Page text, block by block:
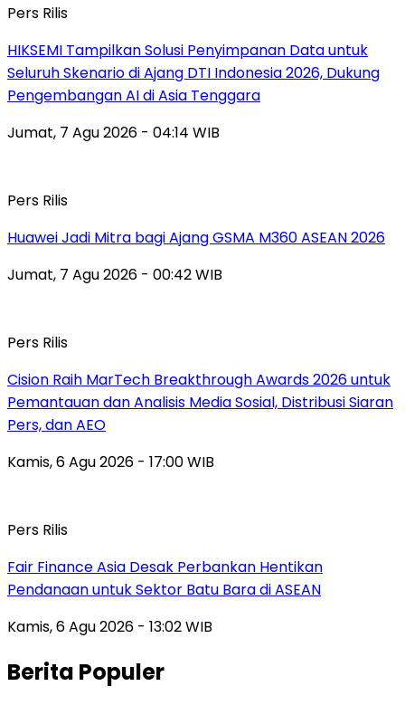
Pers Rilis
HIKSEMI Tampilkan Solusi Penyimpanan Data untuk
Seluruh Skenario di Ajang DTI Indonesia 2026, Dukung
Pengembangan AI di Asia Tenggara
Jumat, 7 Agu 2026 - 04:14 WIB
Pers Rilis
Huawei Jadi Mitra bagi Ajang GSMA M360 ASEAN 2026
Jumat, 7 Agu 2026 - 00:42 WIB
Pers Rilis
Cision Raih MarTech Breakthrough Awards 2026 untuk
Pemantauan dan Analisis Media Sosial, Distribusi Siaran
Pers, dan AEO
Kamis, 6 Agu 2026 - 17:00 WIB
Pers Rilis
Fair Finance Asia Desak Perbankan Hentikan
Pendanaan untuk Sektor Batu Bara di ASEAN
Kamis, 6 Agu 2026 - 13:02 WIB
Berita Populer